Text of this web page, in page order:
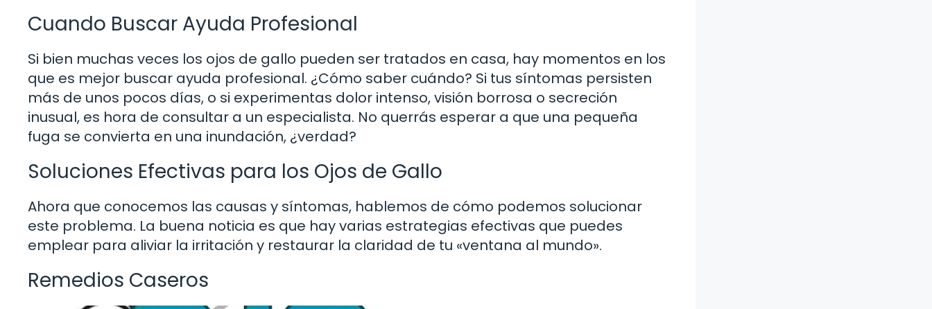
Cuando Buscar Ayuda Profesional
Si bien muchas veces los ojos de gallo pueden ser tratados en casa, hay momentos en los
que es mejor buscar ayuda profesional. ¿Cómo saber cuándo? Si tus síntomas persisten
más de unos pocos días, o si experimentas dolor intenso, visión borrosa o secreción
inusual, es hora de consultar a un especialista. No querrás esperar a que una pequeña
fuga se convierta en una inundación, ¿verdad?
Soluciones Efectivas para los Ojos de Gallo
Ahora que conocemos las causas y síntomas, hablemos de cómo podemos solucionar
este problema. La buena noticia es que hay varias estrategias efectivas que puedes
emplear para aliviar la irritación y restaurar la claridad de tu «ventana al mundo».
Remedios Caseros